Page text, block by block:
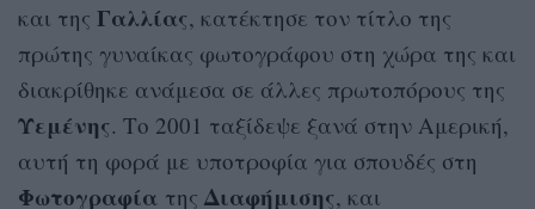
και της Γαλλίας, κατέκτησε τον τίτλο της
πρώτης γυναίκας φωτογράφου στη χώρα της και
διακρίθηκε ανάμεσα σε άλλες πρωτοπόρους της
Υεμένης. Το 2001 ταξίδεψε ξανά στην Αμερική,
αυτή τη φορά με υποτροφία για σπουδές στη
Φωτογραφία της Διαφήμισης, και